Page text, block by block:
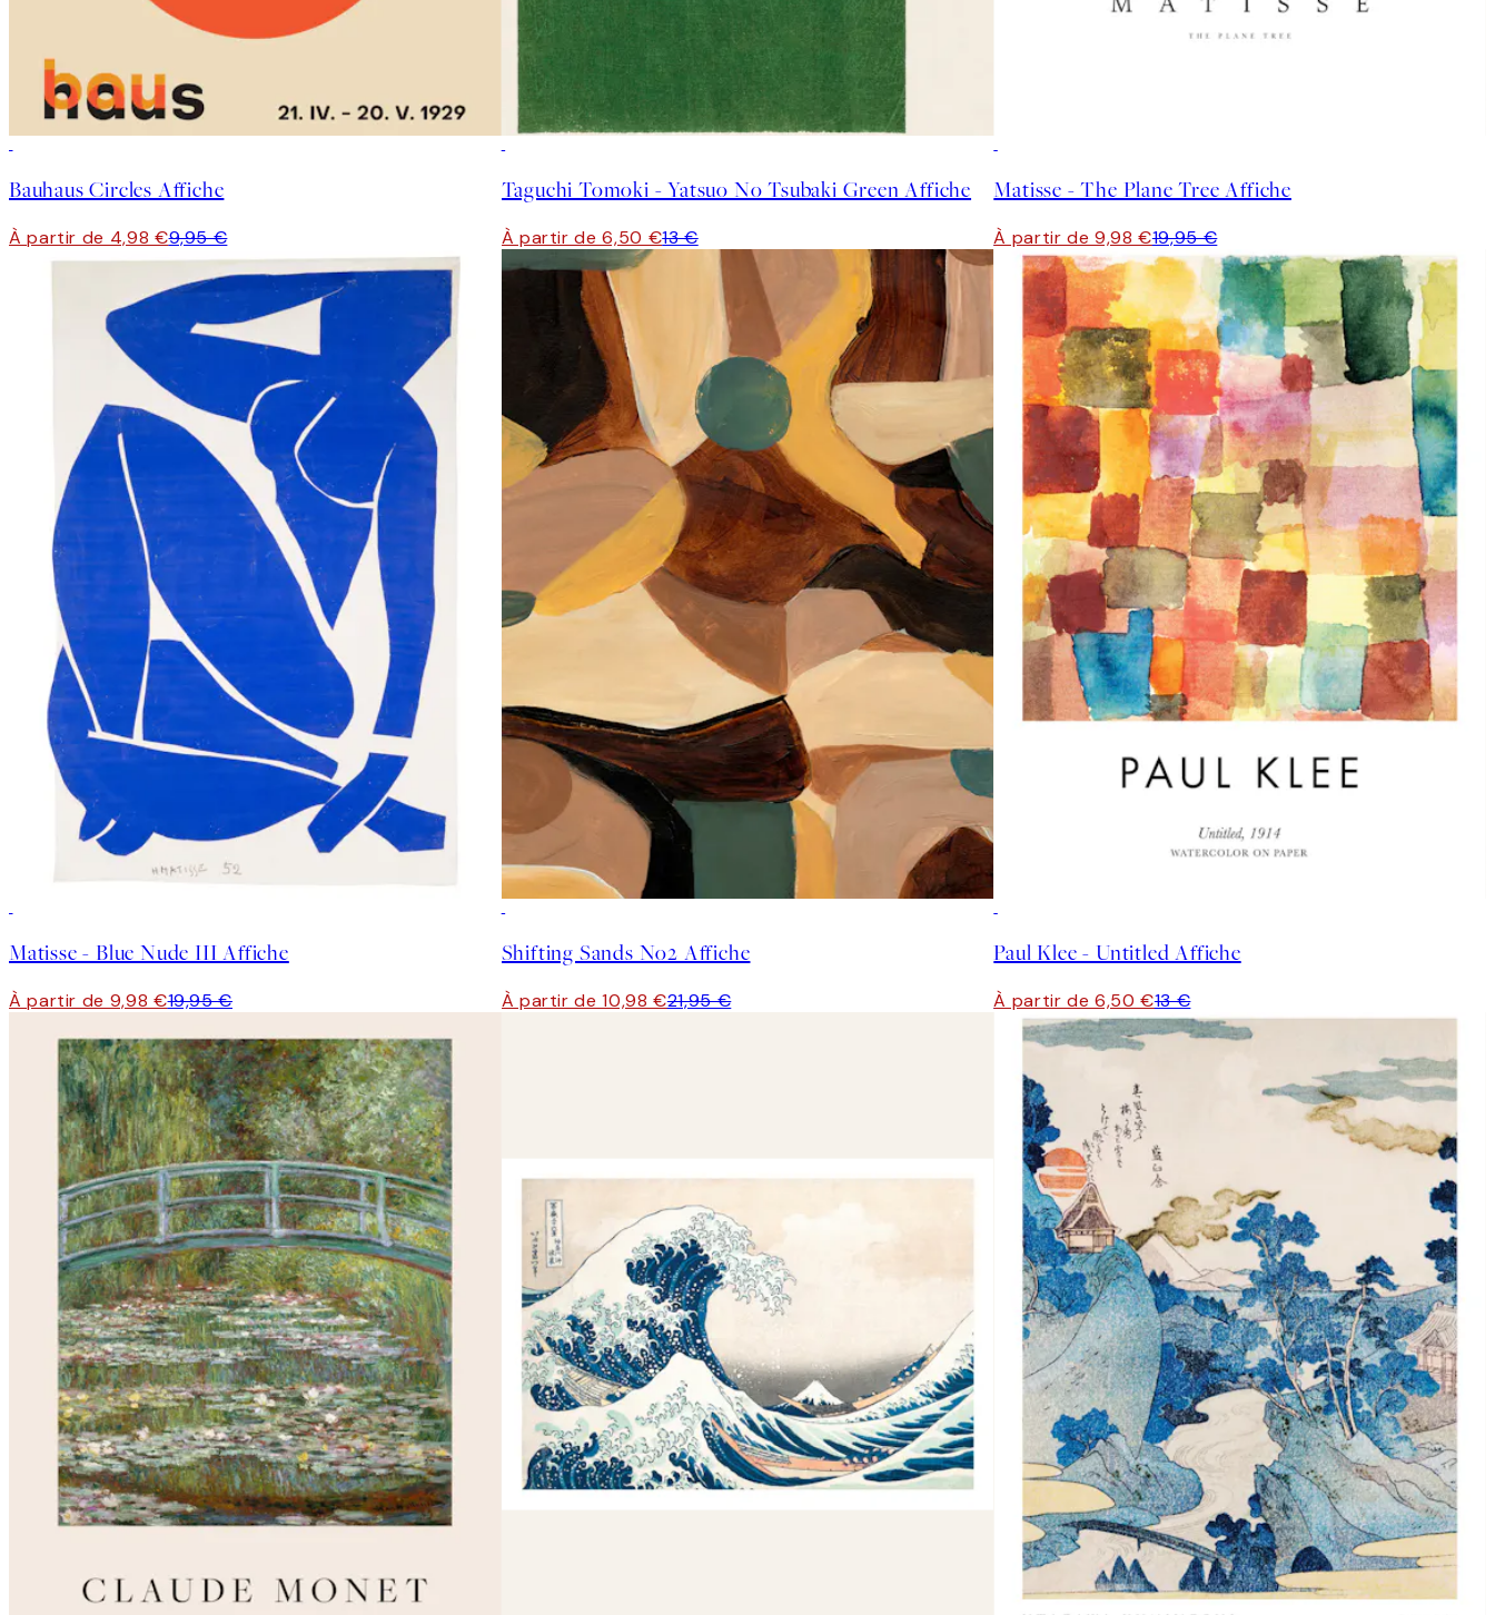
Bauhaus Circles Affiche
À partir de 4,98 €9,95 €
Taguchi Tomoki - Yatsuo No Tsubaki Green Affiche
À partir de 6,50 €13 €
Matisse - The Plane Tree Affiche
À partir de 9,98 €19,95 €
Matisse - Blue Nude III Affiche
À partir de 9,98 €19,95 €
Shifting Sands No2 Affiche
À partir de 10,98 €21,95 €
Paul Klee - Untitled Affiche
À partir de 6,50 €13 €